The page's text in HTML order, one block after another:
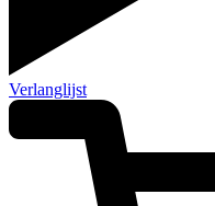
Verlanglijst